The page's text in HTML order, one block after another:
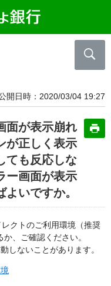
開日時 2020/03/04 19:27
面が表示崩れ
が正しく表示
ても反応しな
ー画面が表示
いですか。
クトのご利用環境（推奨
、ご確認ください。
しないことがあります。